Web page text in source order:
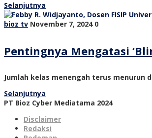
Selanjutnya
bioz tv November 7, 2024 0
Pentingnya Mengatasi
Jumlah kelas menengah terus menurun
Selanjutnya
PT Bioz Cyber Mediatama 2024
Disclaimer
Redaksi